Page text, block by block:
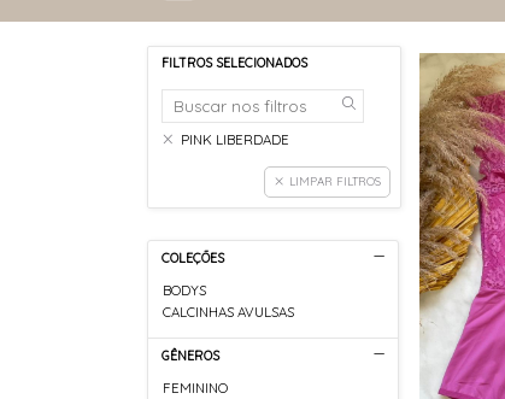
FILTROS SELECIONADOS
PINK LIBERDADE
LIMPAR FILTROS
COLEÇÕES
BODYS
CALCINHAS AVULSAS
GÊNEROS
FEMININO